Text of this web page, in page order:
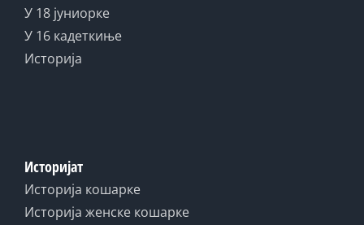
У 18 јуниорке
У 16 кадеткиње
Историја
Историјат
Историја кошарке
Историја женске кошарке